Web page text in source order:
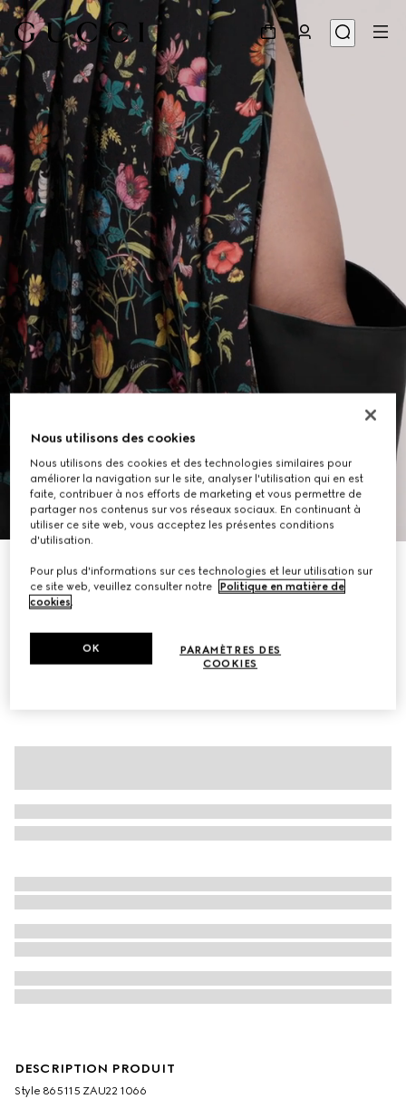
6
Jupe midi en soie imprimée
CA$3,100
Déclinaisons
DESCRIPTION PRODUIT
Style ‎865115 ZAU22 1066
Nous utilisons des cookies
Nous utilisons des cookies et des technologies similaires pour
améliorer la navigation sur le site, analyser l'utilisation qui en est
faite, contribuer à nos efforts de marketing et vous permettre de
partager nos contenus sur vos réseaux sociaux. En continuant à
utiliser ce site web, vous acceptez les présentes conditions
d'utilisation.
Pour plus d'informations sur ces technologies et leur utilisation sur
ce site web, veuillez consulter notre
Politique en matière de
cookies.
PARAMÈTRES DES
COOKIES
OK